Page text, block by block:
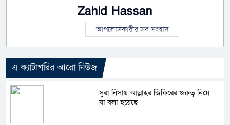
Zahid Hassan
আপলোডকারীর সব সংবাদ
এ ক্যাটাগরির আরো নিউজ
সুরা নিসায় আল্লাহর জিকিরের গুরুত্ব নিয়ে
যা বলা হয়েছে